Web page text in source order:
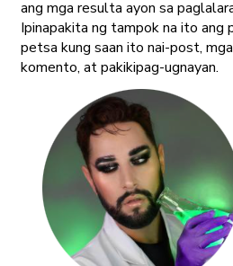
ang mga resulta ayon sa
Ipinapakita ng tampok na ito ang
petsa kung saan ito nai-post,
komento, at pakikipag-ugnayan.